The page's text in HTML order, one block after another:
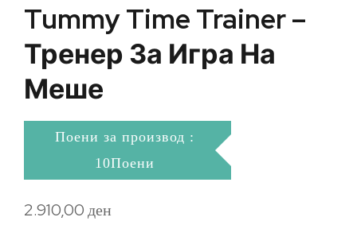
Tummy Time Trainer –
Тренер За Игра На
Меше
Поени за производ :
10Поени
2.910,00ден